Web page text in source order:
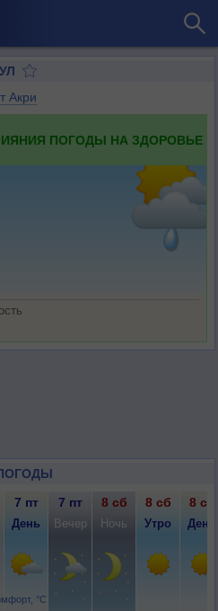
Акри
ПОГОДЫ НА ЗДОРОВЬЕ
°C
7 пт 7 пт 8 сб 8 сб 8 сб
День Вечер Ночь Утро День